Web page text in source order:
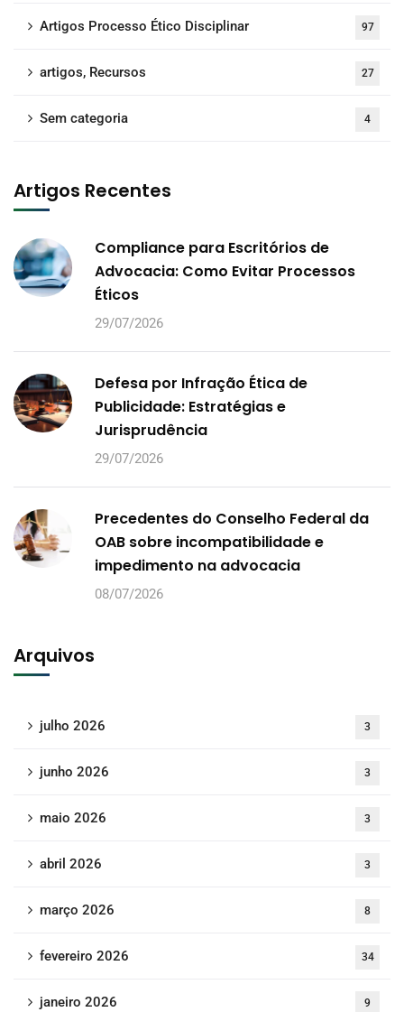
Artigos Processo Ético Disciplinar 97
artigos, Recursos 27
Sem categoria 4
Artigos Recentes
Compliance para Escritórios de
Advocacia: Como Evitar Processos
Éticos
29/07/2026
Defesa por Infração Ética de
Publicidade: Estratégias e
Jurisprudência
29/07/2026
Precedentes do Conselho Federal da
OAB sobre incompatibilidade e
impedimento na advocacia
08/07/2026
Arquivos
julho 2026 3
junho 2026 3
maio 2026 3
abril 2026 3
março 2026 8
fevereiro 2026 34
janeiro 2026 9